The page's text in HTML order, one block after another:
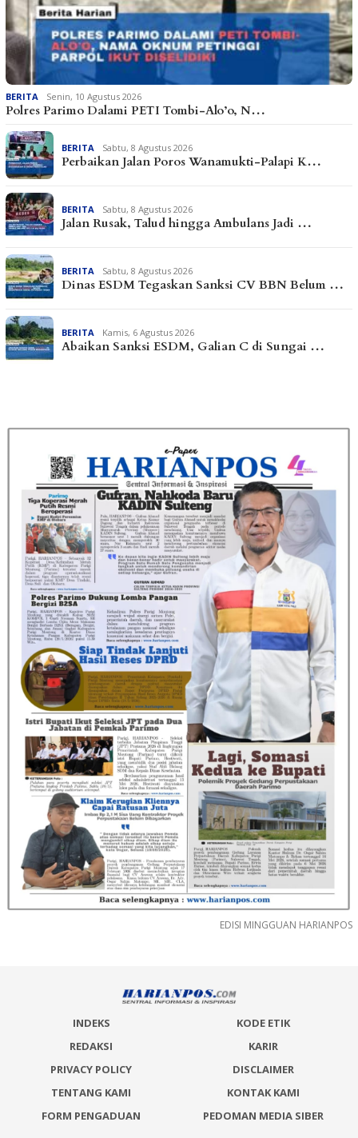
BERITA Senin, 10 Agustus 2026
Polres Parimo Dalami PETI Tombi-Alo’o, N…
BERITA Sabtu, 8 Agustus 2026
Perbaikan Jalan Poros Wanamukti-Palapi K…
BERITA Sabtu, 8 Agustus 2026
Jalan Rusak, Talud hingga Ambulans Jadi …
BERITA Sabtu, 8 Agustus 2026
Dinas ESDM Tegaskan Sanksi CV BBN Belum …
BERITA Kamis, 6 Agustus 2026
Abaikan Sanksi ESDM, Galian C di Sungai …
EDISI MINGGUAN HARIANPOS
INDEKS
KODE ETIK
REDAKSI
KARIR
PRIVACY POLICY
DISCLAIMER
TENTANG KAMI
KONTAK KAMI
FORM PENGADUAN
PEDOMAN MEDIA SIBER